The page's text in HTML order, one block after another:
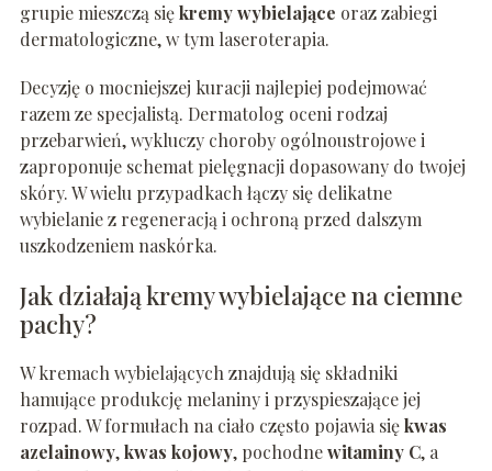
grupie mieszczą siękremy wybielające oraz zabiegi
dermatologiczne, w tym laseroterapia.
Decyzję o mocniejszej kuracji najlepiej podejmować
razem ze specjalistą. Dermatolog oceni rodzaj
przebarwień, wykluczy choroby ogólnoustrojowe i
zaproponuje schemat pielęgnacji dopasowany do twojej
skóry. W wielu przypadkach łączy się delikatne
wybielanie z regeneracją i ochroną przed dalszym
uszkodzeniem naskórka.
Jak działają kremy wybielające na ciemne
pachy?
W kremach wybielających znajdują się składniki
hamujące produkcję melaniny i przyspieszające jej
rozpad. W formułach na ciało często pojawia siękwas
azelainowy,kwas kojowy, pochodnewitaminy C, a